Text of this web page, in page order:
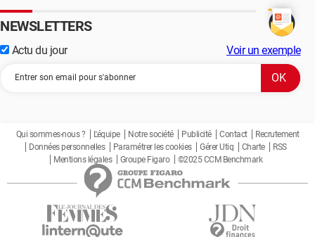
NEWSLETTERS
Actu du jour Voir un exemple
Qui sommes-nous ? L'équipe Notre société Publicité Contact
Recrutement
Données personnelles
Paramétrer les cookies Gérer Utiq Charte
RSS
Mentions légales
Groupe Figaro ©2025 CCM Benchmark